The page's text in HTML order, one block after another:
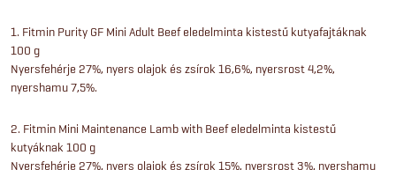
1. Fitmin Purity GF Mini Adult Beef eledelminta kistestű kutyafajtáknak
100 g
Nyersfehérje 27%, nyers olajok és zsírok 16,6%, nyersrost 4,2%,
nyershamu 7,5%.
2. Fitmin Mini Maintenance Lamb with Beef eledelminta kistestű
kutyáknak 100 g
Nyersfehérje 27%, nyers olajok és zsírok 15%, nyersrost 3%, nyershamu